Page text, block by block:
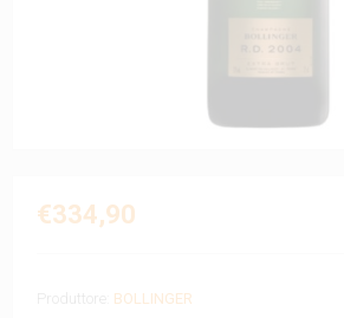
€334,90
Produttore:
BOLLINGER